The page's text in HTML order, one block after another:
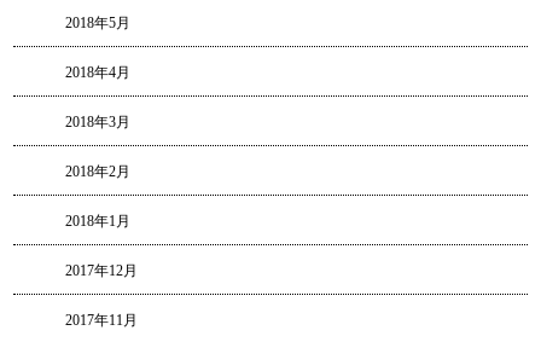
2018年5月
2018年4月
2018年3月
2018年2月
2018年1月
2017年12月
2017年11月